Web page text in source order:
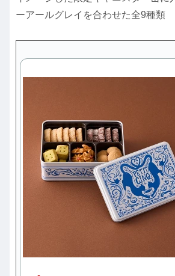
ーアールグレイを合わせた全9種類